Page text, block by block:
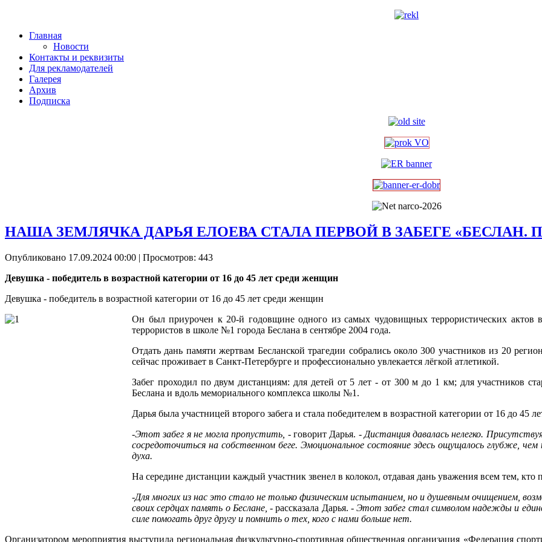
Главная
Новости
Контакты и реквизиты
Для рекламодателей
Галерея
Архив
Подписка
НАША ЗЕМЛЯЧКА ДАРЬЯ ЕЛОЕВА СТАЛА ПЕРВОЙ В ЗАБЕГЕ «БЕСЛАН.
Опубликовано 17.09.2024 00:00 | Просмотров: 443
Девушка - победитель в возрастной категории от 16 до 45 лет среди женщин
Девушка - победитель в возрастной категории от 16 до 45 лет среди женщин
Он был приурочен к 20-й годовщине одного из самых чудовищных террористических актов
террористов в школе №1 города Беслана в сентябре 2004 года.
Отдать дань памяти жертвам Бесланской трагедии собрались около 300 участников из 20
сейчас проживает в Санкт-Петербурге и профессионально увлекается лёгкой атлетикой.
Забег проходил по двум дистанциям: для детей от 5 лет - от 300 м до 1 км; для участников
Беслана и вдоль мемориального комплекса школы №1.
Дарья была участницей второго забега и стала победителем в возрастной категории от 16 до 45
-Этот забег я не могла пропустить, - говорит Дарья. - Дистанция давалась нелегко.
сосредоточиться на собственном беге. Эмоциональное состояние здесь ощущалось глубже,
духа.
На середине дистанции каждый участник звенел в колокол, отдавая дань уважения всем тем, кто
-Для многих из нас это стало не только физическим испытанием, но и душевным очищением,
своих сердцах память о Беслане, - рассказала Дарья. - Этот забег стал символом надежды и
силе помогать друг другу и помнить о тех, кого с нами больше нет.
Организатором мероприятия выступила региональная физкультурно-спортивная общественная организация «Федерация